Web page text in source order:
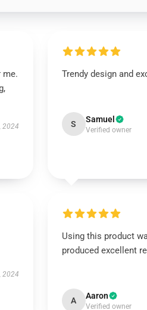
me.
2024
Trendy design and
S Samuel
Verified owner
2024
Using this product
produced excellent
A Aaron
Verified owner